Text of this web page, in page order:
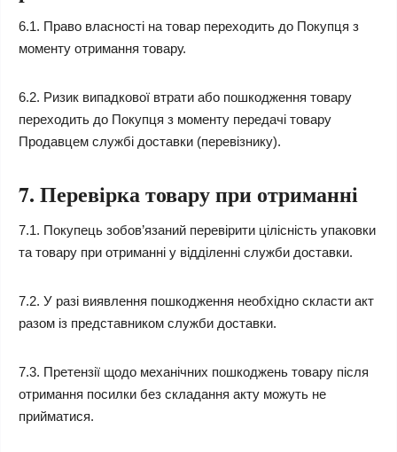
6.1. Право власності на товар переходить до Покупця з
моменту отримання товару.
6.2. Ризик випадкової втрати або пошкодження товару
переходить до Покупця з моменту передачі товару
Продавцем службі доставки (перевізнику).
7. Перевірка товару при отриманні
7.1. Покупець зобов’язаний перевірити цілісність упаковки
та товару при отриманні у відділенні служби доставки.
7.2. У разі виявлення пошкодження необхідно скласти акт
разом із представником служби доставки.
7.3. Претензії щодо механічних пошкоджень товару після
отримання посилки без складання акту можуть не
прийматися.